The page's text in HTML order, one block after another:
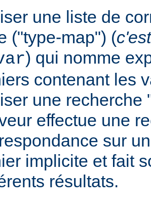
une liste de
("type-map") (
) qui nomme
contenant les
une recherche
effectue une
sur
implicite et fait
résultats.